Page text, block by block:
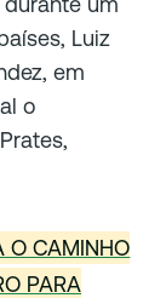
Luiz
em
o
O CAMINHO
PARA